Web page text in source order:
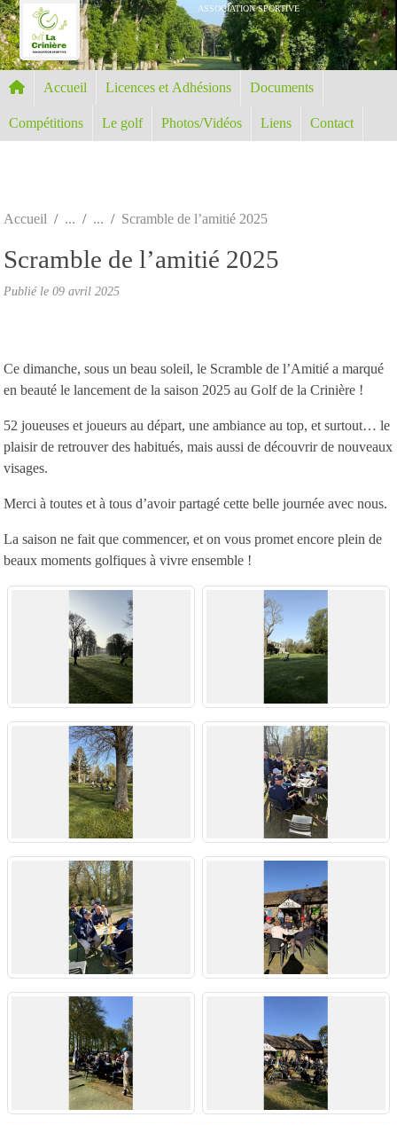
ASSOCIATION SPORTIVE
Accueil Licences et Adhésions Documents
Compétitions Le golf Photos/Vidéos Liens Contact
Accueil Scramble de l’amitié 2025
Scramble de l’amitié 2025
Publié le 09 avril 2025
Ce dimanche, sous un beau soleil, le Scramble de l’Amitié a marqué
en beauté le lancement de la saison 2025 au Golf de la Crinière !
52 joueuses et joueurs au départ, une ambiance au top, et surtout… le
plaisir de retrouver des habitués, mais aussi de découvrir de nouveaux
visages.
Merci à toutes et à tous d’avoir partagé cette belle journée avec nous.
La saison ne fait que commencer, et on vous promet encore plein de
beaux moments golfiques à vivre ensemble !
Panneau de gestion des cookies